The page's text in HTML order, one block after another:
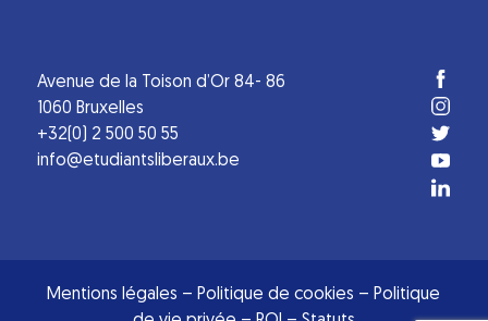
Avenue de la Toison d’Or 84- 86
1060 Bruxelles
+32(0) 2 500 50 55
info@etudiantsliberaux.be
Mentions légales – Politique de cookies – Politique